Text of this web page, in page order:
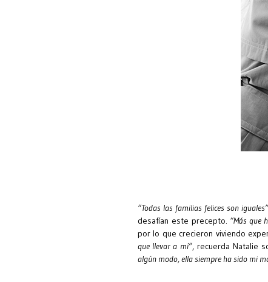
“Todas las familias felices son iguales”
desafían este precepto. “Más que
por lo que crecieron viviendo
que llevar a mí”, recuerda Natalie
algún modo, ella siempre ha sido mi